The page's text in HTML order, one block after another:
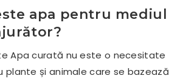
apa pentru mediul
Apa curată nu este o necesitate
plante și animale care se bazează